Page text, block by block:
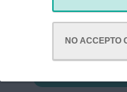
NO ACCEPTO
3 Feb. de 2024